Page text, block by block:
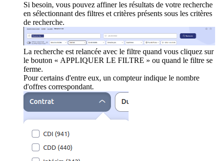
Si besoin, vous pouvez affiner les résultats de votre recherche
en sélectionnant des filtres et critères présents sous les critères
de recherche.
La recherche est relancée avec le filtre quand vous cliquez sur
le bouton « APPLIQUER LE FILTRE » ou quand le filtre se
ferme.
Pour certains d'entre eux, un compteur indique le nombre
d'offres correspondant.